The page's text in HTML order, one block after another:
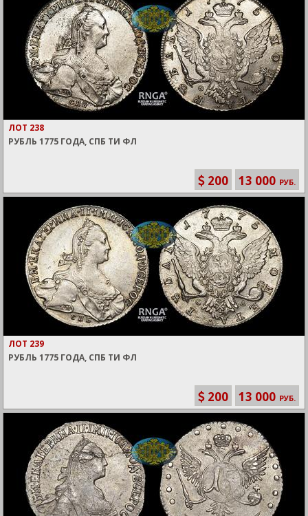
ЛОТ 238
РУБЛЬ 1775 ГОДА, СПБ ТИ ФЛ
200 13 000 РУБ.
ЛОТ 239
РУБЛЬ 1775 ГОДА, СПБ ТИ ФЛ
200 13 000 РУБ.